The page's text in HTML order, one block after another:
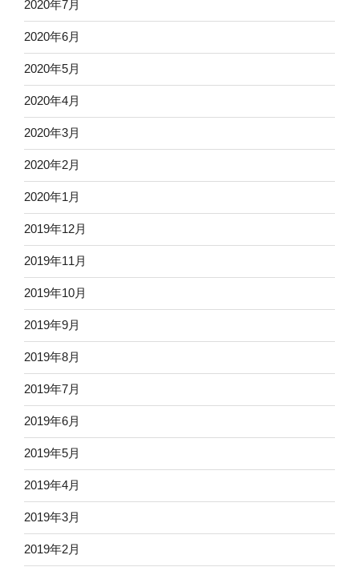
2020年7月
2020年6月
2020年5月
2020年4月
2020年3月
2020年2月
2020年1月
2019年12月
2019年11月
2019年10月
2019年9月
2019年8月
2019年7月
2019年6月
2019年5月
2019年4月
2019年3月
2019年2月